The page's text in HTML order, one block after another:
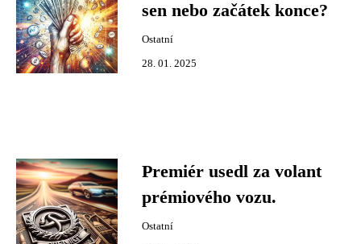
sen nebo začátek konce?
Ostatní
28. 01. 2025
Premiér usedl za volant
prémiového vozu.
Ostatní